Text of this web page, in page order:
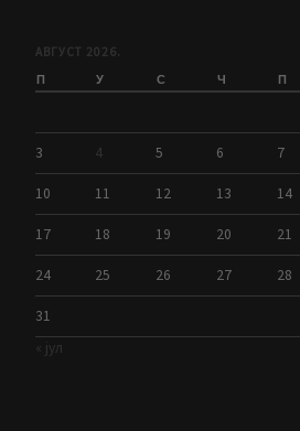
АВГУСТ 2026.
П У С Ч П
3 4 5 6 7
10 11 12 13 14
17 18 19 20 21
24 25 26 27 28
31
« јул